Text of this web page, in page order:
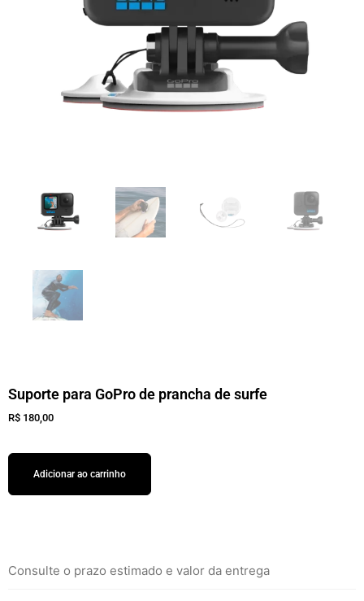
Suporte para GoPro de prancha de surfe
R$ 180,00
Adicionar ao carrinho
Consulte o prazo estimado e valor da entrega